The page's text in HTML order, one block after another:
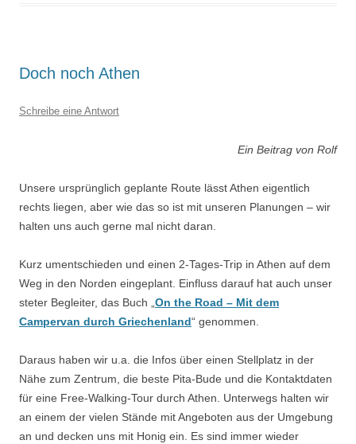
Doch noch Athen
Schreibe eine Antwort
Ein Beitrag von Rolf
Unsere ursprünglich geplante Route lässt Athen eigentlich
rechts liegen, aber wie das so ist mit unseren Planungen – wir
halten uns auch gerne mal nicht daran.
Kurz umentschieden und einen 2-Tages-Trip in Athen auf dem
Weg in den Norden eingeplant. Einfluss darauf hat auch unser
steter Begleiter, das Buch „On the Road – Mit dem
Campervan durch Griechenland“ genommen.
Daraus haben wir u.a. die Infos über einen Stellplatz in der
Nähe zum Zentrum, die beste Pita-Bude und die Kontaktdaten
für eine Free-Walking-Tour durch Athen. Unterwegs halten wir
an einem der vielen Stände mit Angeboten aus der Umgebung
an und decken uns mit Honig ein. Es sind immer wieder